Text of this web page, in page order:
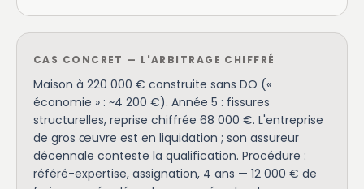
CAS CONCRET — L'ARBITRAGE CHIFFRÉ
Maison à 220 000 € construite sans DO («
économie » : ~4 200 €). Année 5 : fissures
structurelles, reprise chiffrée 68 000 €. L'entreprise
de gros œuvre est en liquidation ; son assureur
décennale conteste la qualification. Procédure :
référé-expertise, assignation, 4 ans — 12 000 € de